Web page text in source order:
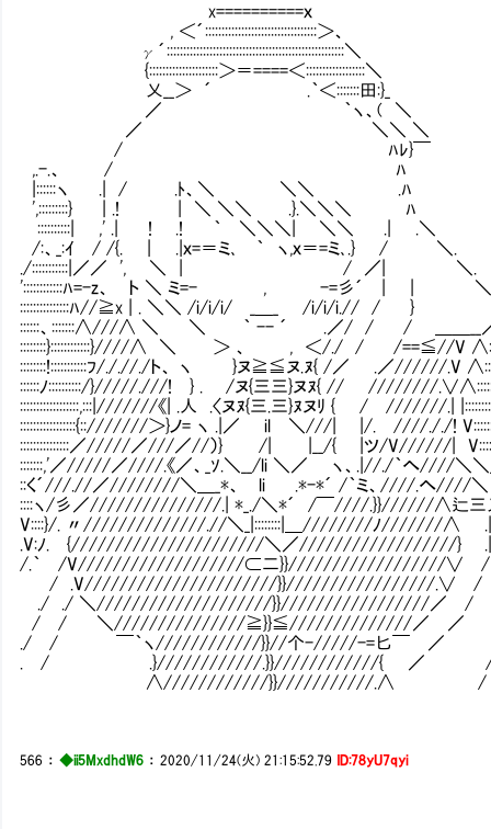
x==========ｘ
, ＜´::::::::::::::::::::::::::::::::::＞、
γ´::::::::::::::::::::::::::::::::::::::::::::::::::::::＼
{:::::::::::::::::::::＞＝====＜::::::::::::::::::＼
乂__＞ ´ .｀＜:::::::田:}_
／ ｀ヽ、( ＼
／ ＼＼ ＼
/ ﾊﾚ}￣ 私達も全力で
,.-.、 / ﾊ お仕えいた
|::::::ヽ .| / .ﾄ、＼ ＼＼ .ﾊ
',:::::::::} | .! | ＼ ＼＼ .}.＼＼＼ ﾊ ／
::::::::::| ,' .| ! .! ｀ ＼＼＼| ＼＼ .| .＼ /
/:、_:ｲ / /{. | .|ｘ=＝ミ､ ｀ ヽ,ｘ＝=ミ､.} / ＼.
./:::::::::::|／／ ', ＼ | / ／| ＼.
'::::::::::::ﾊ=-z、 ト ＼ ミ=- , -=彡´ | | ＼
:::::::::::::::ﾊ//≧x | . ＼＼ /i/i/i/ _＿_ /i/i/i.// / }
::::::、:::::::∧///∧ ＼ ＼ ｀ -- ´ .／/ / / ＿＿__／
::::::::}::::::::::::}////∧ ＼ ＞ 、 , ＜/./ / /==≦//V
::::::::!:::::::::::ﾌ/././/./ト、 ヽ }ヌ≧≦ヌ.ﾇ{ /／ .／//////.V
::::::ﾉ::::::::::/}/////.///! } . /ヌ{三三}ヌﾇ{ // ////////.∨∧::::::::::/
::::::::::::::::::,:::|///////《| .人 .〈ヌﾇ{三.三}ﾇヌﾘ { /Ⅳ///////.|
:::::::::::::::::{::///////＞}ノ= ヽ .|／ il ＼///| |/.Ⅳ////././!
:::::::::::::::／/////／///／//）} /| |__/{ |ツ/V//////| V:::::::::::/
:::::::,'／/////／////.《／、_ｿ.＼__/li ＼／ ヽ、.|//./｀へ////＼＼
::く´///.//／////////＼＿_*、 li .*-*´ /｀ミ、////.へ////＼ ＼
::::ヽ/彡／///////////////.| *_./＼*´ /￣////.}}//////∧辷三乂ノ
V::::}/. 〃//////////////.//＼_|::::::::|＿////////ﾉ///////∧ .| .
.V:ﾉ. {//////////////////////＼／//////////////////} .| /
/.｀ /V///////////////////⊂二}}//////////////////∨ /
/ .V//////////////////////}}/////////////////.∨ / .
./ ./ ＼////////////////////}}/////////////////
/ / ＼///////////////≧}}≦//////////////／
./ / ￣｀ヽ////////////}}//个-/////-=匕￣
. / .}////////////.}}////////////{ ／
∧////////////}}///////////.∧ /
566 ：◆ii5MxdhdW6 ：2020/11/24(火) 21:15:52.79 ID:78yU7qyi